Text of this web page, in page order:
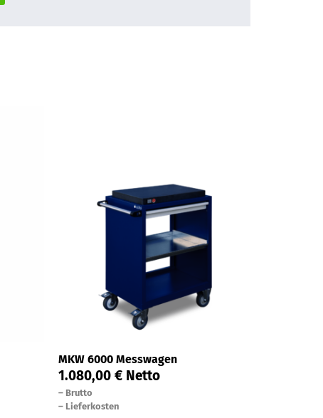
MKW 6000 Messwagen
1.080,00 € Netto
– Brutto
– Lieferkosten